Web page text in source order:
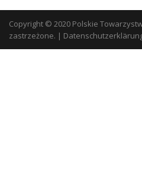
Copyright © 2020 Polskie
zastrzeżone. |